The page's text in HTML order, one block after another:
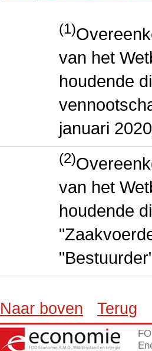
(1)
van het
houdende
januari
(2)
van het
houdende
Naar boven Terug